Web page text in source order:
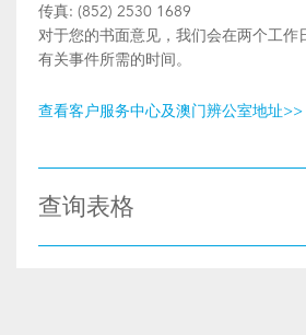
传真: (852) 2530 1689
对于您的书面意见，我们会在两个工作
有关事件所需的时间。
查看客户服务中心及澳门辨公室地址>>
查询表格